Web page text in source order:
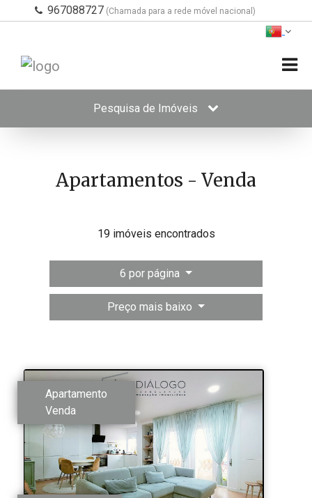
967088727 (Chamada para a rede móvel nacional)
Pesquisa de Imóveis
Apartamentos - Venda
19 imóveis encontrados
6 por página
Preço mais baixo
Apartamento
Venda